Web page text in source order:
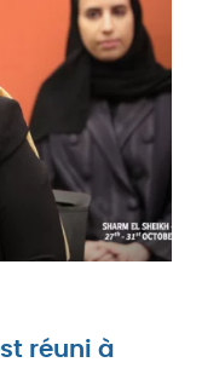
réuni à